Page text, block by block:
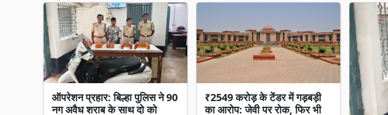
ऑपरेशन प्रहार: बिल्हा पुलिस ने 90
नग अवैध शराब के साथ दो को
₹2549 करोड़ के टेंडर में गड़बड़ी
का आरोप: जेवी पर रोक, फिर भी